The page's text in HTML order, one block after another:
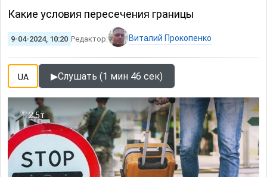
Какие условия пересечения границы
9-04-2024, 10:20 Редактор: Виталий Прокопенко
UA ▶Слушать (1 мин 46 сек)
2.5т